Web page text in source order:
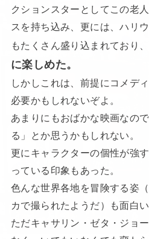
クションスターとしてこの老
スを持ち込み、更には、ハリ
もたくさん盛り込まれており、
に楽しめた。
しかしこれは、前提にコメデ
必要かもしれないぞよ。
あまりにもおばかな映画なの
る」とか思うかもしれない。
更にキャラクターの個性が強
っている印象もあった。
色んな世界各地を冒険する姿
カで撮られたようだ）も面白い
ただキャサリン・ゼタ・ジョ